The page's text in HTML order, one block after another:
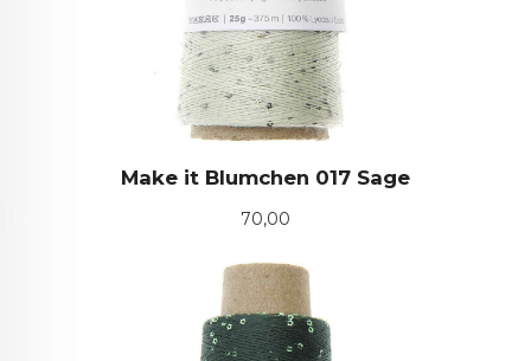
Make it Blumchen 017 Sage
Pris
70,00